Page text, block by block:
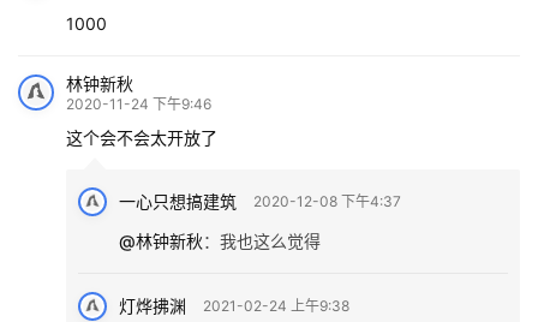
1000
林钟新秋
2020-11-24 下午9:46
这个会不会太开放了
一心只想搞建筑 2020-12-08 下午4:37
@林钟新秋： 我也这么觉得
灯烨拂渊 2021-02-24 上午9:38